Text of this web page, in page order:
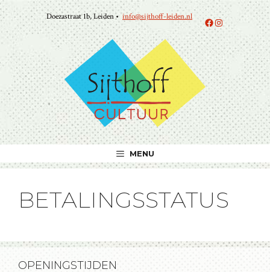
Ga
naar
de
inhoud
Doezastraat 1b, Leiden •info@sijthoff-leiden.nl Facebook
Instagram
MENU
BETALINGSSTATUS
OPENINGSTIJDEN